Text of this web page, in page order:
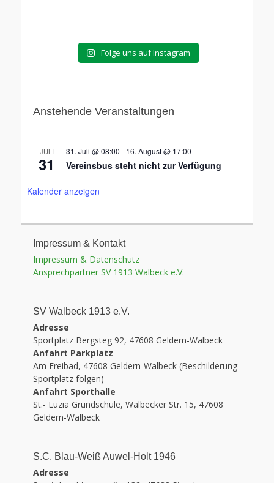
Folge uns auf Instagram
Anstehende Veranstaltungen
JULI
31
31. Juli @ 08:00 - 16. August @ 17:00
Vereinsbus steht nicht zur Verfügung
Kalender anzeigen
Impressum & Kontakt
Impressum & Datenschutz
Ansprechpartner SV 1913 Walbeck e.V.
SV Walbeck 1913 e.V.
Adresse
Sportplatz Bergsteg 92, 47608 Geldern-Walbeck
Anfahrt Parkplatz
Am Freibad, 47608 Geldern-Walbeck (Beschilderung
Sportplatz folgen)
Anfahrt Sporthalle
St.- Luzia Grundschule, Walbecker Str. 15, 47608
Geldern-Walbeck
S.C. Blau-Weiß Auwel-Holt 1946
Adresse